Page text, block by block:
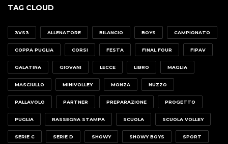
TAG CLOUD
3VS3 ALLENATORE BILANCIO BOYS CAMPIONATO
COPPA PUGLIA CORSI FESTA FINAL FOUR FIPAV
GALATINA GIOVANI LECCE LIBRO MAGLIA
MASCIULLO MINIVOLLEY MONZA NUZZO
PALLAVOLO PARTNER PREPARAZIONE PROGETTO
PUGLIA RASSEGNA STAMPA SCUOLA SCUOLA VOLLEY
SERIE C SERIE D SHOWY SHOWY BOYS SPORT